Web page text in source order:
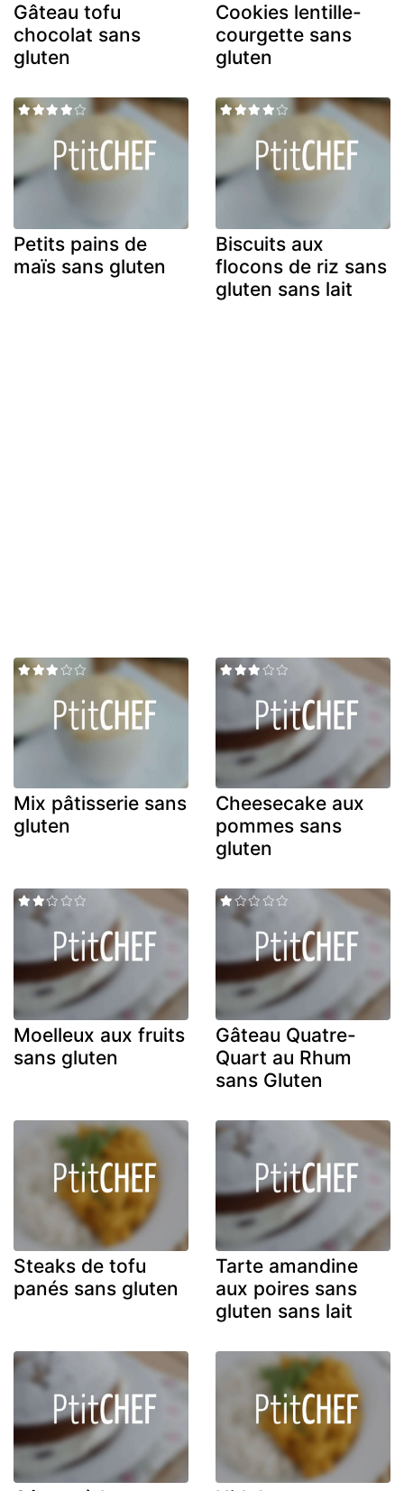
Gâteau tofu
chocolat sans
gluten
Cookies lentille-
courgette sans
gluten
Petits pains de
maïs sans gluten
Biscuits aux
flocons de riz sans
gluten sans lait
Mix pâtisserie sans
gluten
Cheesecake aux
pommes sans
gluten
Moelleux aux fruits
sans gluten
Gâteau Quatre-
Quart au Rhum
sans Gluten
Steaks de tofu
panés sans gluten
Tarte amandine
aux poires sans
gluten sans lait